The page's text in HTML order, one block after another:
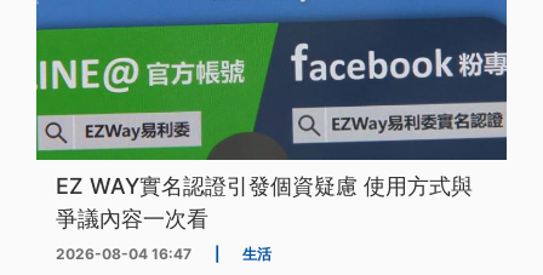
EZ WAY實名認證引發個資疑慮 使用方式與
爭議內容一次看
2026-08-04 16:47 生活